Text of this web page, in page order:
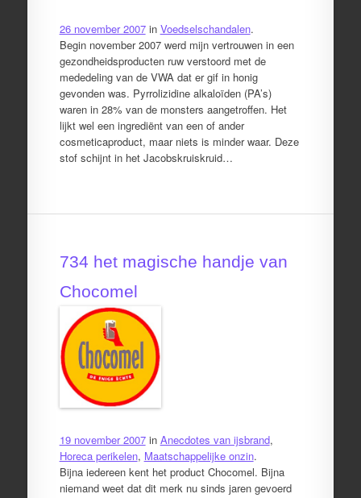
26 november 2007in Voedselschandalen.
Begin november 2007 werd mijn vertrouwen in een
gezondheidsproducten ruw verstoord met de
mededeling van de VWA dat er gif in honig
gevonden was. Pyrrolizidine alkaloïden (PA’s)
waren in 28% van de monsters aangetroffen. Het
lijkt wel een ingrediënt van een of ander
cosmeticaproduct, maar niets is minder waar. Deze
stof schijnt in het Jacobskruiskruid…
734 het magische handje van
Chocomel
19 november 2007in Anecdotes van ijsbrand,
Horeca perikelen, Maatschappelijke onzin.
Bijna iedereen kent het product Chocomel. Bijna
niemand weet dat dit merk nu sinds jaren gevoerd